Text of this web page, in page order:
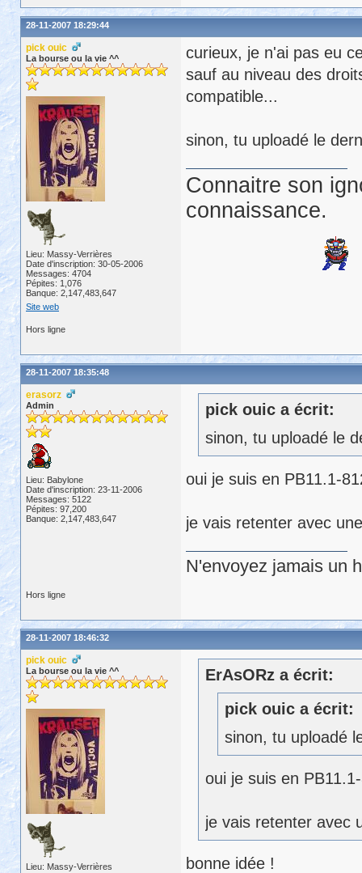
28-11-2007 18:29:44
pick ouic
La bourse ou la vie ^^
Lieu: Massy-Verrières
Date d'inscription: 30-05-2006
Messages: 4704
Pépites: 1,076
Banque: 2,147,483,647
Site web
curieux, je n'ai pas eu
sauf au niveau des
compatible...
sinon, tu uploadé le
Connaitre son
connaissance.
Hors ligne
28-11-2007 18:35:48
erasorz
Admin
Lieu: Babylone
Date d'inscription: 23-11-2006
Messages: 5122
Pépites: 97,200
Banque: 2,147,483,647
pick ouic a écrit:
sinon, tu uploadé le
oui je suis en PB11.1-
je vais retenter avec
N'envoyez jamais un
Hors ligne
28-11-2007 18:46:32
pick ouic
La bourse ou la vie ^^
Lieu: Massy-Verrières
ErAsORz a écrit:
pick ouic a écrit:
sinon, tu uploadé
oui je suis en
je vais retenter avec
bonne idée !